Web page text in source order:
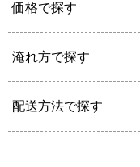
価格で探す
淹れ方で探す
配送方法で探す